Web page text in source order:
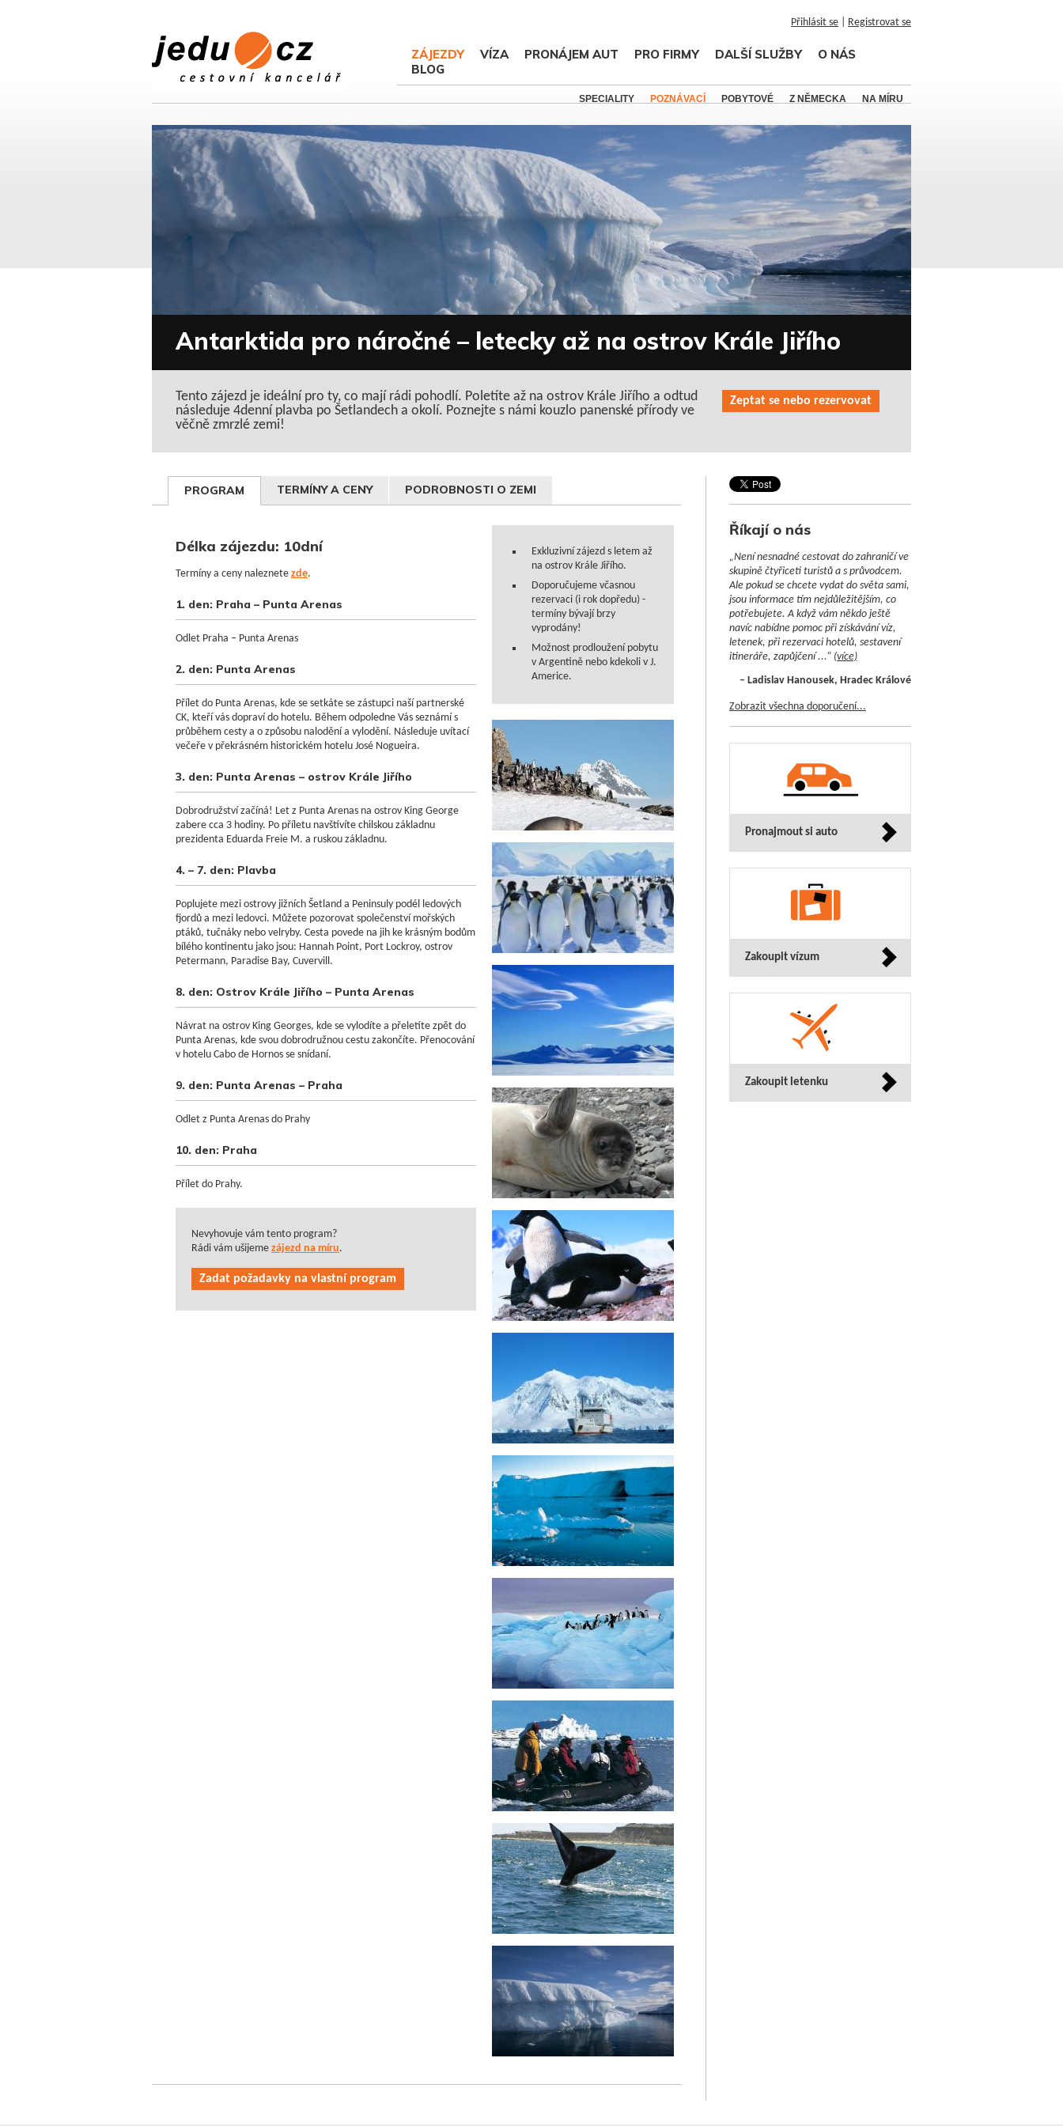
Přihlásit se Registrovat se
ZÁJEZDY VÍZA PRONÁJEM AUT PRO FIRMY DALŠÍ SLUŽBY
O NÁS
BLOG
SPECIALITY POZNÁVACÍ POBYTOVÉ Z NĚMECKA NA MÍRU
Antarktida pro náročné – letecky až na ostrov Krále Jiřího
Zeptat se nebo rezervovat
Tento zájezd je ideální pro ty, co mají rádi pohodlí. Poletíte až na ostrov Krále Jiřího a odtud
následuje 4denní plavba po Šetlandech a okolí. Poznejte s námi kouzlo panenské přírody ve
věčně zmrzlé zemi!
PROGRAM TERMÍNY A CENY PODROBNOSTI O ZEMI
Exkluzivní zájezd s letem až
na ostrov Krále Jiřího.
Doporučujeme včasnou
rezervaci (i rok dopředu) -
termíny bývají brzy
vyprodány!
Možnost prodloužení pobytu
v Argentině nebo kdekoli v J.
Americe.
Délka zájezdu: 10dní
Termíny a ceny naleznete zde.
1. den: Praha – Punta Arenas
Odlet Praha – Punta Arenas
2. den: Punta Arenas
Přílet do Punta Arenas, kde se setkáte se zástupci naší partnerské
CK, kteří vás dopraví do hotelu. Během odpoledne Vás seznámí s
průběhem cesty a o způsobu nalodění a vylodění. Následuje uvítací
večeře v překrásném historickém hotelu José Nogueira.
3. den: Punta Arenas – ostrov Krále Jiřího
Dobrodružství začíná! Let z Punta Arenas na ostrov King George
zabere cca 3 hodiny. Po příletu navštívíte chilskou základnu
prezidenta Eduarda Freie M. a ruskou základnu.
4. – 7. den: Plavba
Poplujete mezi ostrovy jižních Šetland a Peninsuly podél ledových
fjordů a mezi ledovci. Můžete pozorovat společenství mořských
ptáků, tučnáky nebo velryby. Cesta povede na jih ke krásným bodům
bílého kontinentu jako jsou: Hannah Point, Port Lockroy, ostrov
Petermann, Paradise Bay, Cuvervill.
8. den: Ostrov Krále Jiřího – Punta Arenas
Návrat na ostrov King Georges, kde se vylodíte a přeletíte zpět do
Punta Arenas, kde svou dobrodružnou cestu zakončíte. Přenocování
v hotelu Cabo de Hornos se snídaní.
9. den: Punta Arenas – Praha
Odlet z Punta Arenas do Prahy
10. den: Praha
Přílet do Prahy.
Nevyhovuje vám tento program?
Rádi vám ušijeme zájezd na míru.
Zadat požadavky na vlastní program
Říkají o nás
„Není nesnadné cestovat do zahraničí ve
skupině čtyřiceti turistů a s průvodcem.
Ale pokud se chcete vydat do světa sami,
jsou informace tím nejdůležitějším, co
potřebujete. A když vám někdo ještě
navíc nabídne pomoc při získávání víz,
letenek, při rezervaci hotelů, sestavení
itineráře, zapůjčení ...“ (více)
– Ladislav Hanousek, Hradec Králové
Zobrazit všechna doporučení...
Pronajmout si auto
Zakoupit vízum
Zakoupit letenku